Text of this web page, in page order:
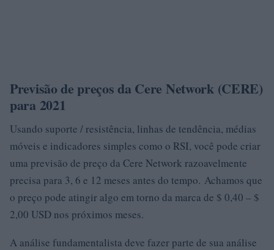
Previsão de preços da Cere Network (CERE)
para 2021
Usando suporte / resistência, linhas de tendência, médias
móveis e indicadores simples como o RSI, você pode criar
uma previsão de preço da Cere Network razoavelmente
precisa para 3, 6 e 12 meses antes do tempo. Achamos que
o preço pode atingir algo em torno da marca de $ 0,40 – $
2,00 USD nos próximos meses.
A análise fundamentalista deve fazer parte de sua análise